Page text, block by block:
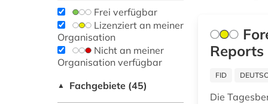
Frei verfügbar
Lizenziert an meiner
Organisation
Nicht an meiner
Organisation verfügbar
▲ Fachgebiete (45)
Reports
FID
Die